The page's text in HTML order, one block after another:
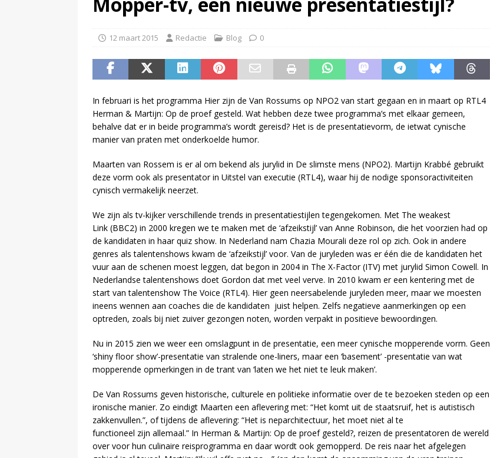
Spel uit Willem Ruis Lotto Show herleeft 40 jaar na overlijden presentator
Patrick Kicken: Miljuschka Witzenhausen wil wel naast Mattie Valk iedere ochtend op Qmusic,
12 maart 2015 Redactie Blog 0
In februari is het programma Hier zijn de Van Rossums op NPO2 van start gegaan en in maart op RTL4
Herman & Martijn: Op de proef gesteld. Wat hebben deze twee programma’s met elkaar gemeen,
behalve dat er in beide programma’s wordt gereisd? Het is de presentatievorm, de ietwat cynische
manier van praten met onderkoelde humor.
Maarten van Rossem is er al om bekend als jurylid in De slimste mens (NPO2). Martijn Krabbé gebruikt
deze vorm ook als presentator in Uitstel van executie (RTL4), waar hij de nodige sponsoractiviteiten
cynisch vermakelijk neerzet.
We zijn als tv-kijker verschillende trends in presentatiestijlen tegengekomen. Met The weakest
Link (BBC2) in 2000 kregen we te maken met de ‘afzeikstijl’ van Anne Robinson, die het voorzien had op
de kandidaten in haar quiz show. In Nederland nam Chazia Mourali deze rol op zich. Ook in andere
genres als talentenshows kwam de ‘afzeikstijl’ voor. Van de juryleden was er één die de kandidaten het
vuur aan de schenen moest leggen, dat begon in 2004 in The X-Factor (ITV) met jurylid Simon Cowell. In
Nederlandse talentenshows doet Gordon dat met veel verve. In 2010 kwam er een kentering met de
start van talentenshow The Voice (RTL4). Hier geen neersabelende juryleden meer, maar we moesten
ineens wennen aan coaches die de kandidaten juist helpen. Zelfs negatieve aanmerkingen op een
optreden, zoals bij niet zuiver gezongen noten, worden verpakt in positieve bewoordingen.
Nu in 2015 zien we weer een omslagpunt in de presentatie, een meer cynische mopperende vorm. Geen
‘shiny floor show’-presentatie van stralende one-liners, maar een ‘basement’ -presentatie van wat
mopperende opmerkingen in de trant van ‘laten we het niet te leuk maken’.
De Van Rossums geven historische, culturele en politieke informatie over de te bezoeken steden op een
ironische manier. Zo eindigt Maarten een aflevering met: “Het komt uit de staatsruif, het is autistisch
zakkenvullen.”, of tijdens de aflevering: “Het is neparchitectuur, het moet niet al te
functioneel zijn allemaal.” In Herman & Martijn: Op de proef gesteld?, reizen de presentatoren de wereld
over voor hun culinaire reisprogramma en daar wordt ook gemopperd. De reis naar het afgelegen